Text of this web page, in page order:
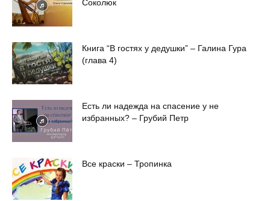
Соколюк
Книга “В гостях у дедушки” – Галина Гура
(глава 4)
Есть ли надежда на спасение у не
избранных? – Грубий Петр
Все краски – Тропинка